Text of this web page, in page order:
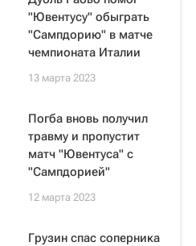
"Ювентусу" обыграть
"Сампдорию" в матче
чемпионата Италии
13 марта 2023
Погба вновь получил
травму и пропустит
матч "Ювентуса" с
"Сампдорией"
12 марта 2023
Грузин спас соперника